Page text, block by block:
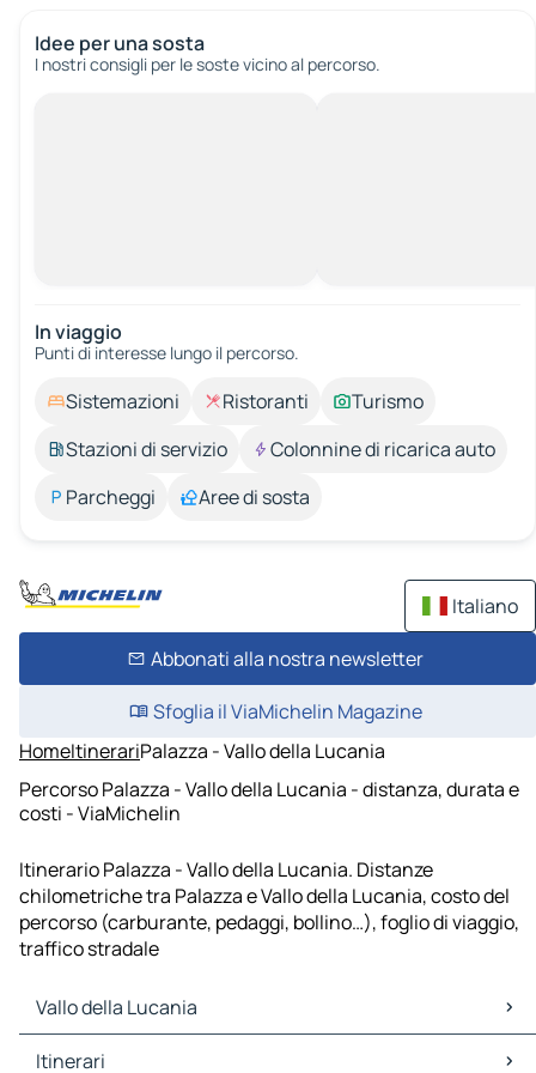
Idee per una sosta
I nostri consigli per le soste vicino al percorso.
In viaggio
Punti di interesse lungo il percorso.
Sistemazioni Ristoranti
Turismo
Stazioni di servizio
Colonnine di ricarica auto
Parcheggi
Aree di sosta
Italiano
Abbonati alla nostra newsletter
Sfoglia il ViaMichelin Magazine
HomeItinerariPalazza - Vallo della Lucania
Percorso Palazza - Vallo della Lucania - distanza, durata e
costi - ViaMichelin
Itinerario Palazza - Vallo della Lucania. Distanze
chilometriche tra Palazza e Vallo della Lucania, costo del
percorso (carburante, pedaggi, bollino…), foglio di viaggio,
traffico stradale
Vallo della Lucania
Vallo della Lucania Mappe Piantine
Itinerari